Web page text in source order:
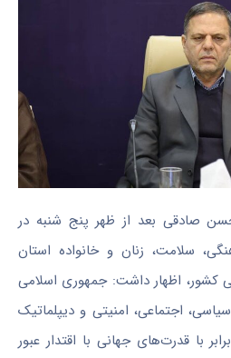
صادقی بعد از ظهر پنج شنبه در
سلامت، زنان و خانواده استان
کشور، اظهار داشت: جمهوری اسلامی
اجتماعی، امنیتی و دیپلماتیک
با قدرت‌های جهانی با اقتدار عبور